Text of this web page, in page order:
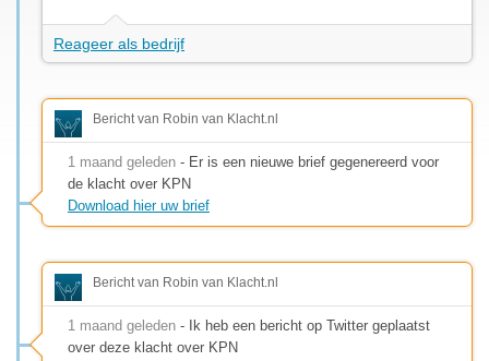
Reageer als bedrijf
Bericht van Robin van Klacht.nl
1 maand geleden - Er is een nieuwe brief gegenereerd voor
de klacht over KPN
Download hier uw brief
Bericht van Robin van Klacht.nl
1 maand geleden - Ik heb een bericht op Twitter geplaatst
over deze klacht over KPN